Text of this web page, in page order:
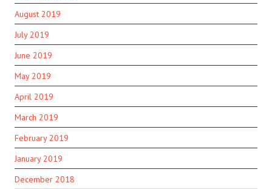
August 2019
July 2019
June 2019
May 2019
April 2019
March 2019
February 2019
January 2019
December 2018